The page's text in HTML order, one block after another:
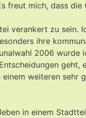
freut mich, dass
verankert zu sein.
ihre
2006
geht,
weiteren sehr
in einem